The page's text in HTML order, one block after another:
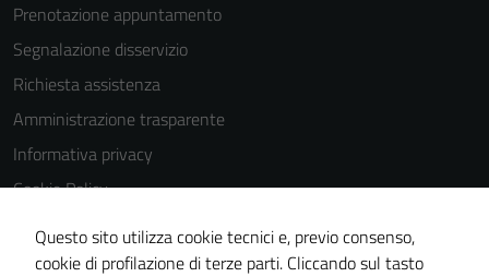
Prenotazione appuntamento
Segnalazione disservizio
Richiesta assistenza
Amministrazione trasparente
Informativa privacy
Cookie Policy
Note legali
Dichiarazione di accessibilità
Questo sito utilizza cookie tecnici e, previo consenso,
cookie di profilazione di terze parti. Cliccando sul tasto
Questi cookie
sono necessari